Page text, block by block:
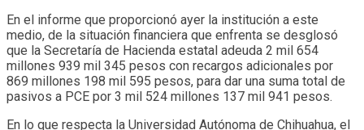
En el informe que proporcionó ayer la institución a este
medio, de la situación financiera que enfrenta se desglosó
que la Secretaría de Hacienda estatal adeuda 2 mil 654
millones 939 mil 345 pesos con recargos adicionales por
869 millones 198 mil 595 pesos, para dar una suma total de
pasivos a PCE por 3 mil 524 millones 137 mil 941 pesos.
En lo que respecta la Universidad Autónoma de Chihuahua, el